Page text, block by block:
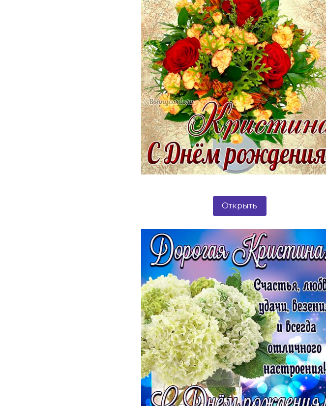
Открыть